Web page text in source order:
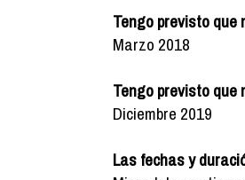
Tengo previsto que
Marzo 2018
Tengo previsto que
Diciembre 2019
Las fechas y